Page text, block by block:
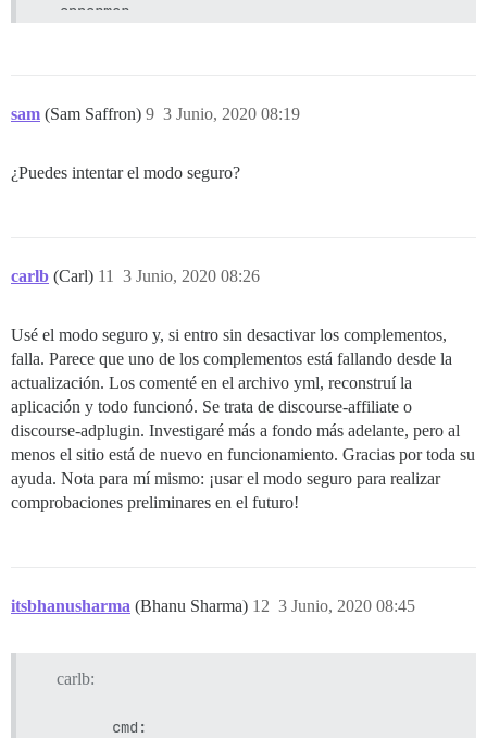
  apparmor
OSType: linux
Arquitectura: x86_64
Memoria total: 1.953 GiB
Nombre: TriTalk-Discourse
Registro: https://index.docker.io/v1/
Etiquetas:
Registros inseguros:
  127.0.0.0/8
Restauración en vivo habilitada: false
sam (Sam Saffron) 3 Junio, 2020 08:19
9
¿Puedes intentar el modo seguro?
carlb (Carl) 3 Junio, 2020 08:26
11
Usé el modo seguro y, si entro sin desactivar los complementos,
falla. Parece que uno de los complementos está fallando desde la
actualización. Los comenté en el archivo yml, reconstruí la
aplicación y todo funcionó. Se trata de discourse-affiliate o
discourse-adplugin. Investigaré más a fondo más adelante, pero al
menos el sitio está de nuevo en funcionamiento. Gracias por toda su
ayuda. Nota para mí mismo: ¡usar el modo seguro para realizar
comprobaciones preliminares en el futuro!
itsbhanusharma (Bhanu Sharma) 3 Junio, 2020 08:45
12
carlb:
        cmd: